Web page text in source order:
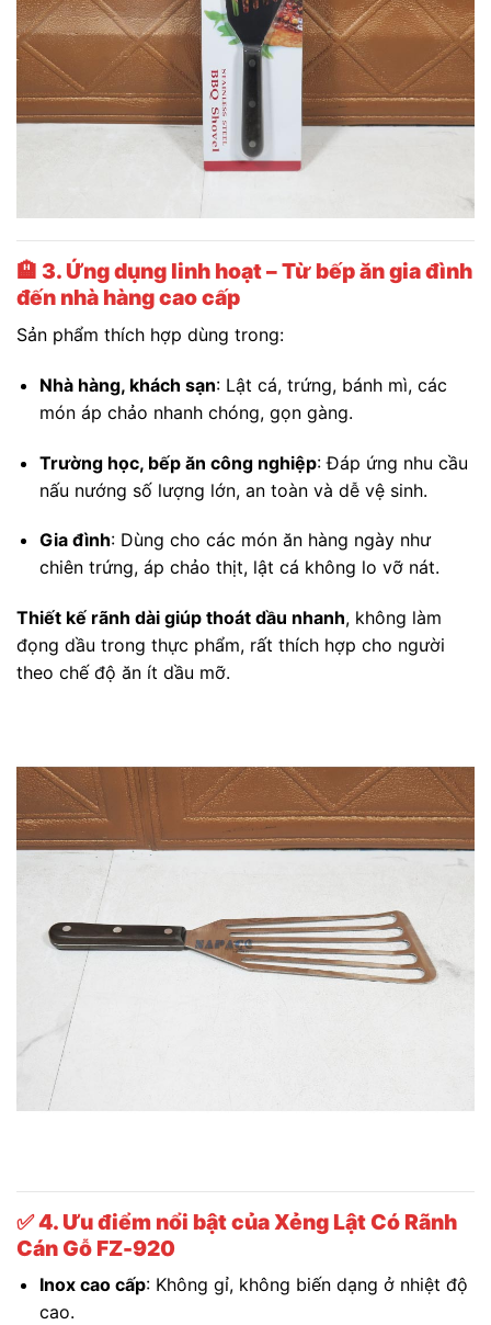
🏨 3. Ứng dụng linh hoạt – Từ bếp ăn gia đình
đến nhà hàng cao cấp
Sản phẩm thích hợp dùng trong:
Nhà hàng, khách sạn: Lật cá, trứng, bánh mì, các
món áp chảo nhanh chóng, gọn gàng.
Trường học, bếp ăn công nghiệp: Đáp ứng nhu cầu
nấu nướng số lượng lớn, an toàn và dễ vệ sinh.
Gia đình: Dùng cho các món ăn hàng ngày như
chiên trứng, áp chảo thịt, lật cá không lo vỡ nát.
Thiết kế rãnh dài giúp thoát dầu nhanh, không làm
đọng dầu trong thực phẩm, rất thích hợp cho người
theo chế độ ăn ít dầu mỡ.
✅4. Ưu điểm nổi bật của Xẻng Lật Có Rãnh
Cán Gỗ FZ-920
Inox cao cấp: Không gỉ, không biến dạng ở nhiệt độ
cao.